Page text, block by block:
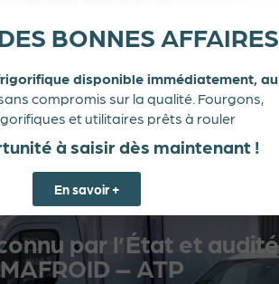
par l’État et
– ATP
BONNES AFFAIRES
disponible immédiatement, au
sans compromis sur la qualité. Fourgons,
et utilitaires prêts à rouler
à saisir dès maintenant !
En savoir +